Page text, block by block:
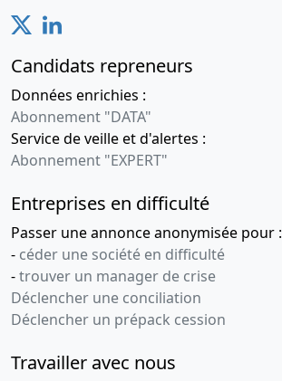
Candidats repreneurs
Données enrichies :
Abonnement "DATA"
Service de veille et d'alertes :
Abonnement "EXPERT"
Entreprises en difficulté
Passer une annonce anonymisée pour :
- céder une société en difficulté
-trouver un manager de crise
Déclencher une conciliation
Déclencher un prépack cession
Travailler avec nous